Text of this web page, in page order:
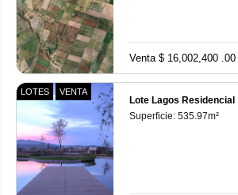
Venta $ 16,002,400 .00
LOTES VENTA
Lote Lagos Residencial
Superficie: 535.97m²